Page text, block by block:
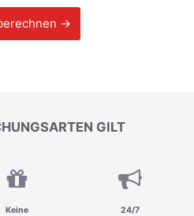
→
GILT
Keine
24/7